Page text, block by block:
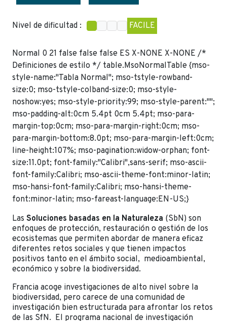
Nivel de dificultad : FACILE
Normal 0 21 false false false ES X-NONE X-NONE /*
Definiciones de estilo */ table.MsoNormalTable {mso-
style-name:"Tabla Normal"; mso-tstyle-rowband-
size:0; mso-tstyle-colband-size:0; mso-style-
noshow:yes; mso-style-priority:99; mso-style-parent:"";
mso-padding-alt:0cm 5.4pt 0cm 5.4pt; mso-para-
margin-top:0cm; mso-para-margin-right:0cm; mso-
para-margin-bottom:8.0pt; mso-para-margin-left:0cm;
line-height:107%; mso-pagination:widow-orphan; font-
size:11.0pt; font-family:"Calibri",sans-serif; mso-ascii-
font-family:Calibri; mso-ascii-theme-font:minor-latin;
mso-hansi-font-family:Calibri; mso-hansi-theme-
font:minor-latin; mso-fareast-language:EN-US;}
Las Soluciones basadas en la Naturaleza (SbN) son
enfoques de protección, restauración o gestión de los
ecosistemas que permiten abordar de manera eficaz
diferentes retos sociales y que tienen impactos
positivos tanto en el ámbito social, medioambiental,
económico y sobre la biodiversidad.
Francia acoge investigaciones de alto nivel sobre la
biodiversidad, pero carece de una comunidad de
investigación bien estructurada para afrontar los retos
de las SfN. El programa nacional de investigación